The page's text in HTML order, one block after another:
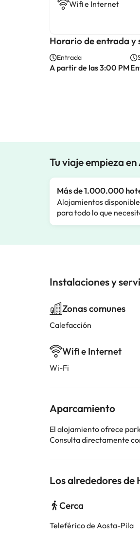
Wifi e Internet
Horario de entrada y
Entrada
A partir de las 3:00 PM
Tu viaje empieza
Más de 1.000.000
Alojamientos
para todo lo que
Instalaciones y
Zonas comunes
Calefacción
Wifi e Internet
Wi-Fi
Aparcamiento
El alojamiento ofrece
Consulta directamente
Los alrededores de
Cerca
Teleférico de Aosta-Pila